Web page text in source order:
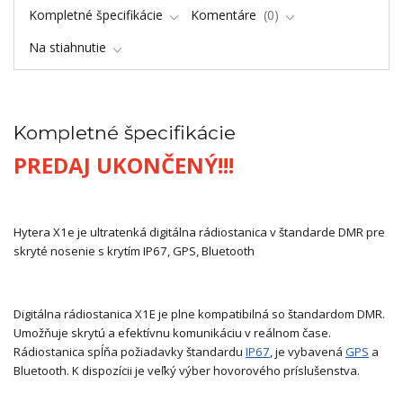
Kompletné špecifikácie Komentáre
0
Na stiahnutie
Kompletné špecifikácie
PREDAJ UKONČENÝ!!!
Hytera X1e je ultratenká digitálna rádiostanica v štandarde DMR pre
skryté nosenie s krytím IP67, GPS, Bluetooth
Digitálna rádiostanica X1E je plne kompatibilná so štandardom DMR.
Umožňuje skrytú a efektívnu komunikáciu v reálnom čase.
Rádiostanica spĺňa požiadavky štandardu IP67, je vybavená GPS a
Bluetooth. K dispozícii je veľký výber hovorového príslušenstva.